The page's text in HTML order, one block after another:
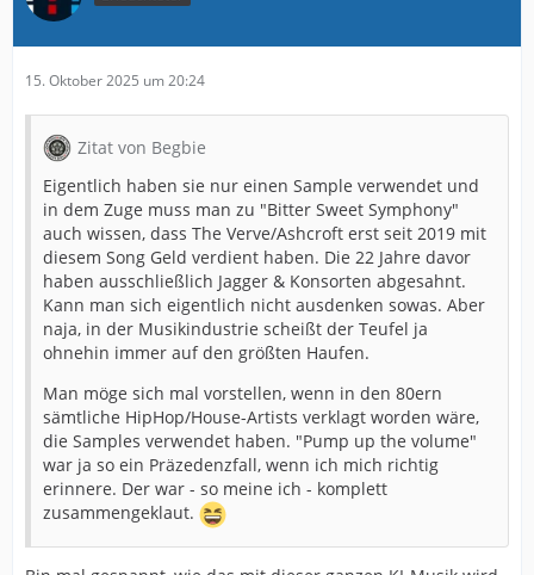
15. Oktober 2025 um 20:24
Zitat von Begbie
Eigentlich haben sie nur einen Sample verwendet und
in dem Zuge muss man zu "Bitter Sweet Symphony"
auch wissen, dass The Verve/Ashcroft erst seit 2019 mit
diesem Song Geld verdient haben. Die 22 Jahre davor
haben ausschließlich Jagger & Konsorten abgesahnt.
Kann man sich eigentlich nicht ausdenken sowas. Aber
naja, in der Musikindustrie scheißt der Teufel ja
ohnehin immer auf den größten Haufen.
Man möge sich mal vorstellen, wenn in den 80ern
sämtliche HipHop/House-Artists verklagt worden wäre,
die Samples verwendet haben. "Pump up the volume"
war ja so ein Präzedenzfall, wenn ich mich richtig
erinnere. Der war - so meine ich - komplett
zusammengeklaut.